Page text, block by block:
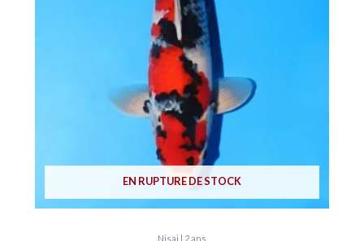
EN RUPTURE DE STOCK
Nisai | 2 ans